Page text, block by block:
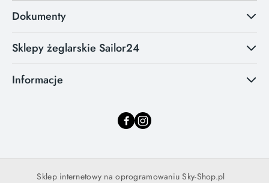
Dokumenty
Sklepy żeglarskie Sailor24
Informacje
Sklep internetowy na oprogramowaniu Sky-Shop.pl